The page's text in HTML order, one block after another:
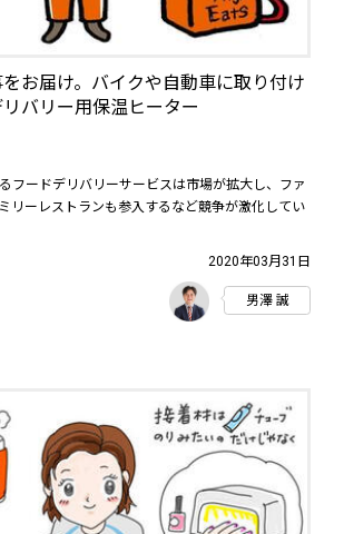
お届け。バイクや自動車に取り付け
バリー用保温ヒーター
フードデリバリーサービスは市場が拡大し、ファ
リーレストランも参入するなど競争が激化してい
2020年03月31日
男澤 誠